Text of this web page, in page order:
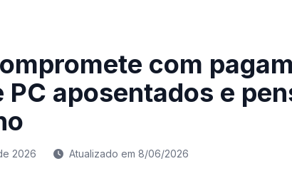
com
PC aposentados e
2026 Atualizado em 8/06/2026